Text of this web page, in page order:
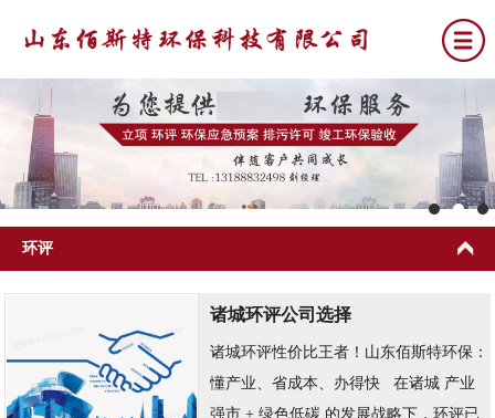
网站首页
关于我们
公司新闻
环评
排污许可
竣工环保验收
环评
诸城环评公司选择
诸城环评性价比王者！山东佰斯特环保：
懂产业、省成本、办得快 ​ ​ 在诸城 产业
强市 + 绿色低碳 的发展战略下，环评已